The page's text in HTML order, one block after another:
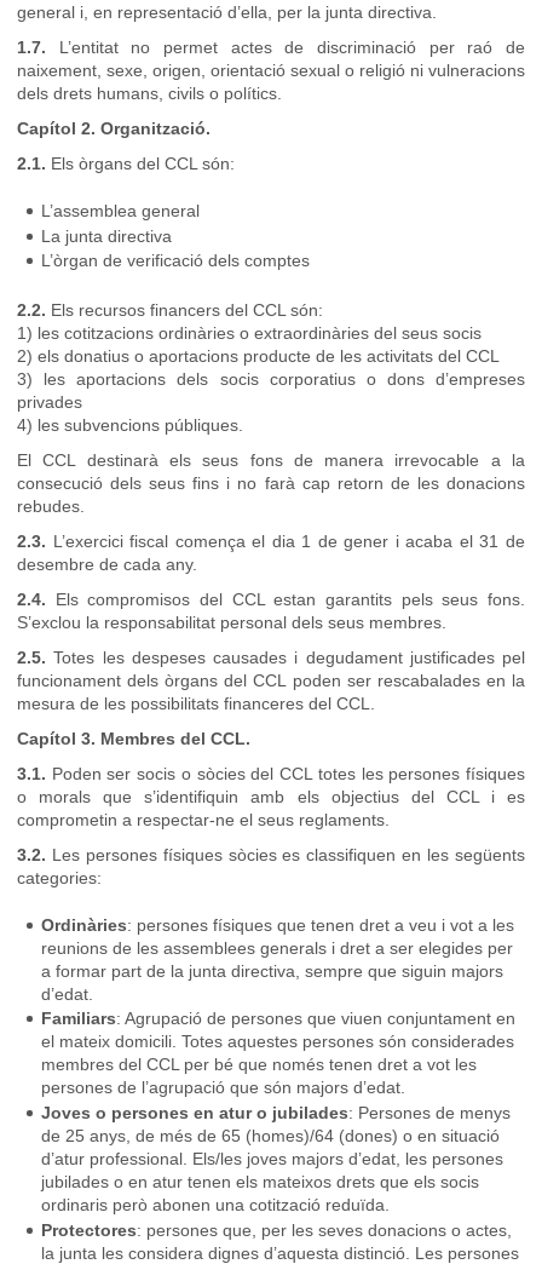
general i, en representació d’ella, per la junta directiva.
1.7. L’entitat no permet actes de discriminació per raó de
naixement, sexe, origen, orientació sexual o religió ni vulneracions
dels drets humans, civils o polítics.
Capítol 2. Organització.
2.1. Els òrgans del CCL són:
L’assemblea general
La junta directiva
L’òrgan de verificació dels comptes
2.2. Els recursos financers del CCL són:
1) les cotitzacions ordinàries o extraordinàries del seus socis
2) els donatius o aportacions producte de les activitats del CCL
3) les aportacions dels socis corporatius o dons d’empreses
privades
4) les subvencions públiques.
El CCL destinarà els seus fons de manera irrevocable a la
consecució dels seus fins i no farà cap retorn de les donacions
rebudes.
2.3. L’exercici fiscal comença el dia 1 de gener i acaba el 31 de
desembre de cada any.
2.4. Els compromisos del CCL estan garantits pels seus fons.
S’exclou la responsabilitat personal dels seus membres.
2.5. Totes les despeses causades i degudament justificades pel
funcionament dels òrgans del CCL poden ser rescabalades en la
mesura de les possibilitats financeres del CCL.
Capítol 3. Membres del CCL.
3.1. Poden ser socis o sòcies del CCL totes les persones físiques
o morals que s’identifiquin amb els objectius del CCL i es
comprometin a respectar-ne el seus reglaments.
3.2. Les persones físiques sòcies es classifiquen en les següents
categories:
Ordinàries: persones físiques que tenen dret a veu i vot a les
reunions de les assemblees generals i dret a ser elegides per
a formar part de la junta directiva, sempre que siguin majors
d’edat.
Familiars: Agrupació de persones que viuen conjuntament en
el mateix domicili. Totes aquestes persones són considerades
membres del CCL per bé que només tenen dret a vot les
persones de l’agrupació que són majors d’edat.
Joves o persones en atur o jubilades: Persones de menys
de 25 anys, de més de 65 (homes)/64 (dones) o en situació
d’atur professional. Els/les joves majors d’edat, les persones
jubilades o en atur tenen els mateixos drets que els socis
ordinaris però abonen una cotització reduïda.
Protectores: persones que, per les seves donacions o actes,
la junta les considera dignes d’aquesta distinció. Les persones